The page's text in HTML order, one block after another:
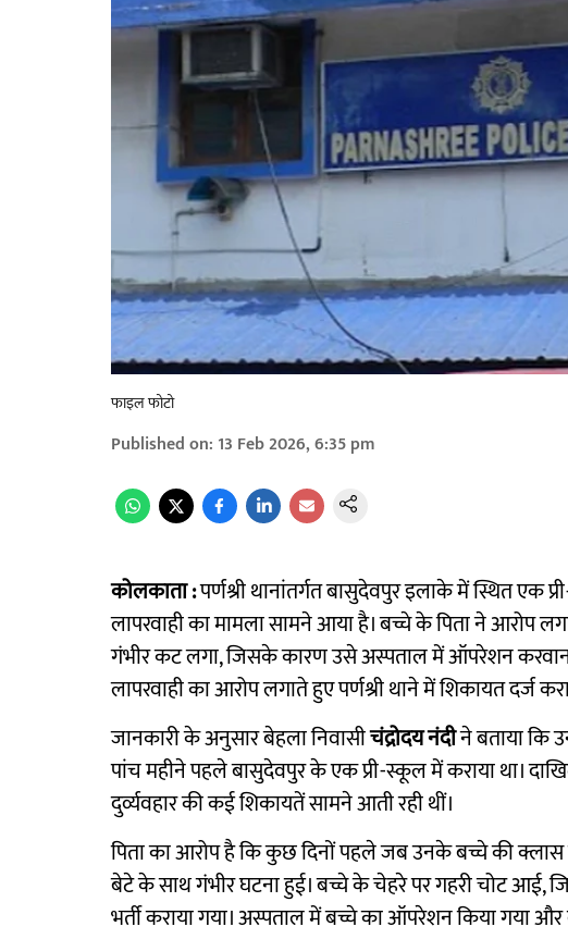
फाइल फोटो
Published on: 13 Feb 2026, 6:35 pm
कोलकाता :पर्णश्री थानांतर्गत बासुदेवपुर इलाके में स्थित
लापरवाही का मामला सामने आया है। बच्चे के पिता ने आरोप
गंभीर कट लगा, जिसके कारण उसे अस्पताल में ऑपरेशन करवाना
लापरवाही का आरोप लगाते हुए पर्णश्री थाने में शिकायत दर्ज
जानकारी के अनुसार बेहला निवासीचंद्रोदय नंदीने बताया कि
पांच महीने पहले बासुदेवपुर के एक प्री-स्कूल में कराया था।
दुर्व्यवहार की कई शिकायतें सामने आती रही थीं।
पिता का आरोप है कि कुछ दिनों पहले जब उनके बच्चे की
बेटे के साथ गंभीर घटना हुई। बच्चे के चेहरे पर गहरी चोट आई,
भर्ती कराया गया। अस्पताल में बच्चे का ऑपरेशन किया गया